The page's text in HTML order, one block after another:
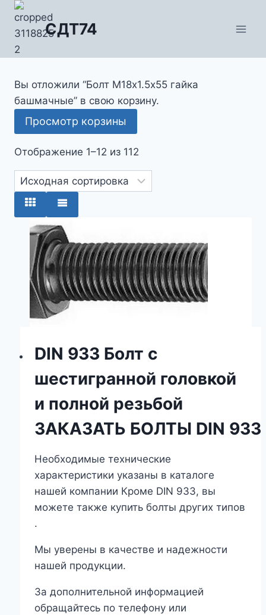
Перейти
содержимому
СДТ74
Вы отложили “Болт М18х1.5х55 гайка
башмачные” в свою корзину.
Просмотр корзины
Отображение 1–12 из 112
DIN 933 Болт с
шестигранной головкой
и полной резьбой
ЗАКАЗАТЬ БОЛТЫ DIN 933
Необходимые технические
характеристики указаны в каталоге
нашей компании Кроме DIN 933, вы
можете также купить болты других типов
.
Мы уверены в качестве и надежности
нашей продукции.
За дополнительной информацией
обращайтесь по телефону или